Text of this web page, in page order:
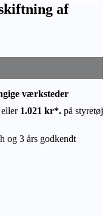
af
værksteder
1.021 kr*. på styretøj
og 3 års godkendt